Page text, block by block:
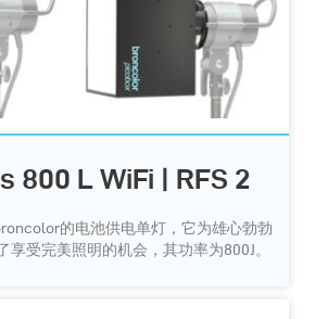
800 L WiFi | RFS 2
的电池供电单灯，它为雄心勃勃
享受完美照明的机会，其功率为800J。